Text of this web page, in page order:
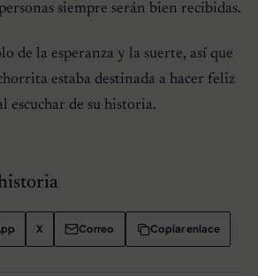
siempre serán bien recibidas.
de la esperanza y la suerte, así que
estaba destinada a hacer feliz
escuchar de su historia.
X Correo Copiar enlace